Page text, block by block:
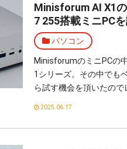
Minisforum AI X1
7 255搭載ミニPCを
パソコン
MinisforumのミニPCの
1シリーズ。その中でも
ら試す機会を頂いたので
2025.06.17